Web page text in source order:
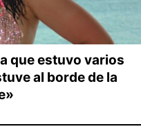
que estuvo varios
al borde de la